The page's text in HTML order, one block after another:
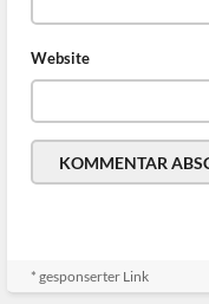
Website
* gesponserter Link